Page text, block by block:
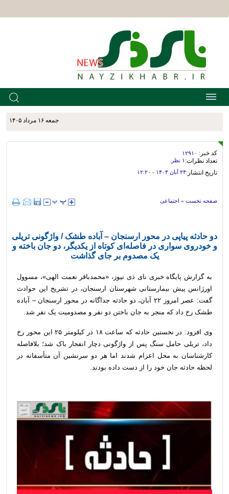
جمعه ۱۶ مرداد ۱۴۰۵
کد خبر: ۱۲۹۱۰
تعداد نظرات: ۱ نظر
تاریخ انتشار:۲۴ آبان ۱۴۰۴ - ۱۲:۲۰
صفحه نخست » اجتماعی
دو حادثه پیاپی در محور ارسنجان – آباده طشک / واژگونی تریلی
و خودروی سواری در فاصله‌ای کوتاه از یکدیگر، دو جان‌ باخته و
یک مصدوم بر جای گذاشت
به گزارش پایگاه خبری نای ذی نیوز، «محمدباقر نعمت‌ الهی»، مسوول
اورژانس پیش‌ بیمارستانی شهرستان ارسنجان، در تشریح این حوادث
گفت: عصر امروز ۲۲ آبان، دو حادثه جداگانه در محور ارسنجان – آباده
طشک رخ داد که منجر به جان‌ باختن دو نفر و مصدومیت یک نفر شد.
وی افزود: در نخستین حادثه که ساعت ۱۸ در کیلومتر ۲۵ این محور رخ
داد، تریلی حامل سنگ پس از واژگونی دچار انفجار باک شد؛ بلافاصله
کارشناسان به محل اعزام شدند اما هر دو سرنشین آن متأسفانه در
لحظه حادثه جان خود را از دست داده بودند.